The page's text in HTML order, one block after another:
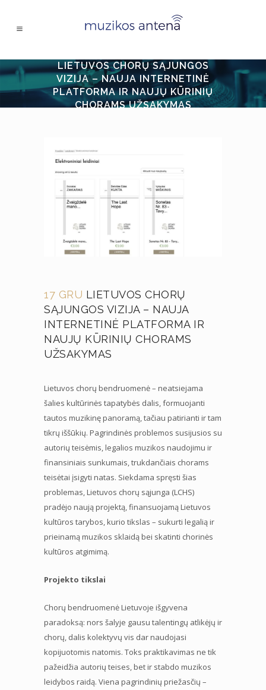
LIETUVOS CHORŲ SĄJUNGOS
VIZIJA – NAUJA INTERNETINĖ
PLATFORMA IR NAUJŲ KŪRINIŲ
CHORAMS UŽSAKYMAS
17 GRU LIETUVOS CHORŲ
SĄJUNGOS VIZIJA – NAUJA
INTERNETINĖ PLATFORMA IR
NAUJŲ KŪRINIŲ CHORAMS
UŽSAKYMAS
Lietuvos chorų bendruomenė – neatsiejama
šalies kultūrinės tapatybės dalis, formuojanti
tautos muzikinę panoramą, tačiau patirianti ir tam
tikrų iššūkių. Pagrindinės problemos susijusios su
autorių teisėmis, legalios muzikos naudojimu ir
finansiniais sunkumais, trukdančiais chorams
teisėtai įsigyti natas. Siekdama spręsti šias
problemas, Lietuvos chorų sąjunga (LCHS)
pradėjo naują projektą, finansuojamą Lietuvos
kultūros tarybos, kurio tikslas – sukurti legalią ir
prieinamą muzikos sklaidą bei skatinti chorinės
kultūros atgimimą.
Projekto tikslai
Chorų bendruomenė Lietuvoje išgyvena
paradoksą: nors šalyje gausu talentingų atlikėjų ir
chorų, dalis kolektyvų vis dar naudojasi
kopijuotomis natomis. Toks praktikavimas ne tik
pažeidžia autorių teises, bet ir stabdo muzikos
leidybos raidą. Viena pagrindinių priežasčių –